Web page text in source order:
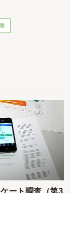
ート調査（第3